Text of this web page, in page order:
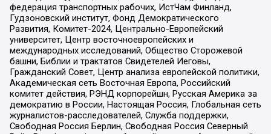
федерация транспортных рабочих, ИстЧам Финланд,
Гудзоновский институт, Фонд Демократического
Развития, Комитет-2024, Центрально-Европейский
университет, Центр восточноевропейских и
международных исследований, Общество Сторожевой
башни, Библии и трактатов Свидетелей Иеговы,
Гражданский Совет, Центр анализа европейской политики,
Академическая сеть Восточная Европа, Российский
комитет действия, РЭНД корпорейшн, Русская Америка за
демократию в России, Настоящая Россия, Глобальная сеть
журналистов-расследователей, Служба поддержки,
Свободная Россия Берлин, Свободная Россия Северный